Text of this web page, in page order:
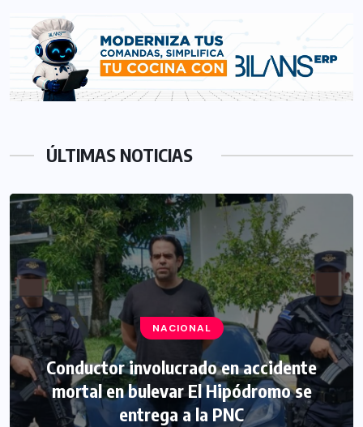
ÚLTIMAS NOTICIAS
NACIONAL
Conductor involucrado en accidente
mortal en bulevar El Hipódromo se
entrega a la PNC